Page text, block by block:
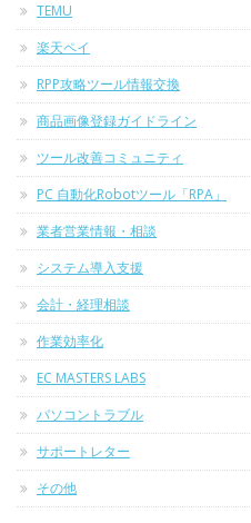
TEMU
楽天ペイ
RPP攻略ツール情報交換
商品画像登録ガイドライン
ツール改善コミュニティ
PC 自動化Robotツール「RPA」
業者営業情報・相談
システム導入支援
会計・経理相談
作業効率化
EC MASTERS LABS
パソコントラブル
サポートレター
その他